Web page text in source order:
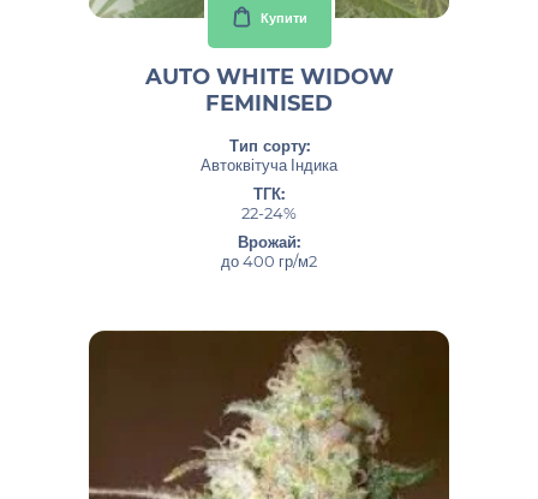
Купити
AUTO WHITE WIDOW
FEMINISED
Тип сорту:
Автоквітуча Індика
ТГК:
22-24%
Врожай:
до 400 гр/м2